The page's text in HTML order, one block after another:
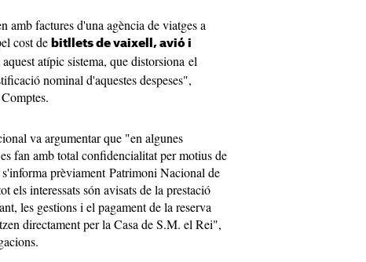
amb factures d'una agència de viatges a
cost de bitllets de vaixell, avió i
atípic sistema, que distorsiona el
nominal d'aquestes despeses",
va argumentar que "en algunes
fan amb total confidencialitat per motius de
prèviament Patrimoni Nacional de
els interessats són avisats de la prestació
les gestions i el pagament de la reserva
directament per la Casa de S.M. el Rei",